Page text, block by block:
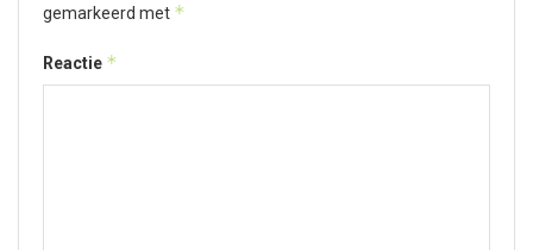
gemarkeerd met *
Reactie *